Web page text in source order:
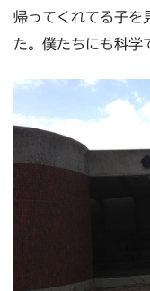
帰ってくれてる子を
た。僕たちにも科学